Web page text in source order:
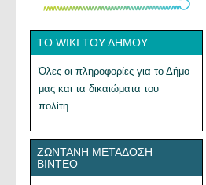
ΤΟ WIKI ΤΟΥ ΔΉΜΟΥ
Όλες οι πληροφορίες για το Δήμο
μας και τα δικαιώματα του
πολίτη.
ΖΩΝΤΑΝΉ ΜΕΤΆΔΟΣΗ
ΒΊΝΤΕΟ